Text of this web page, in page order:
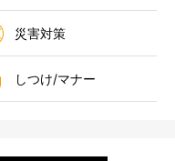
災害対策
しつけ/マナー